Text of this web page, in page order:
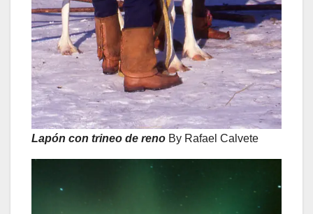
Lapón con trineo de reno By Rafael Calvete